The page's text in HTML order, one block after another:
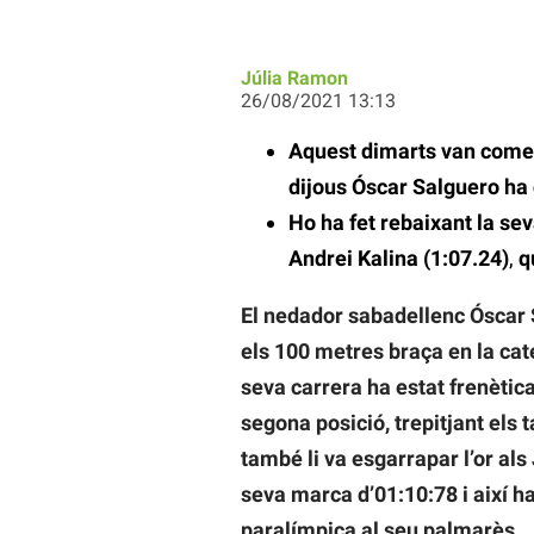
Júlia Ramon
26/08/2021 13:13
Aquest dimarts van
dijous Óscar Salguero
Ho ha fet rebaixant la
Andrei Kalina (1:07.24),
El nedador sabadellenc
els 100 metres braça en la
seva carrera ha estat
segona posició, trepitjant els
també li va esgarrapar l’or
seva marca d’01:10:78 i així